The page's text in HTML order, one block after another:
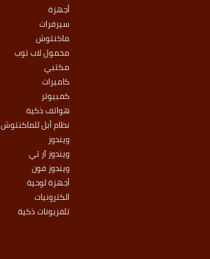
أجهزة
سيرفرات
ماكنتوش
محمول لاب توب
مكتبي
كاميرات
كمبيوتر
هواتف ذكية
نظام أبل للماكنتوش
ويندوز
ويندوز آر تي
ويندوز فون
أجهزة لوحية
الكترونيات
تلفزيونات ذكية